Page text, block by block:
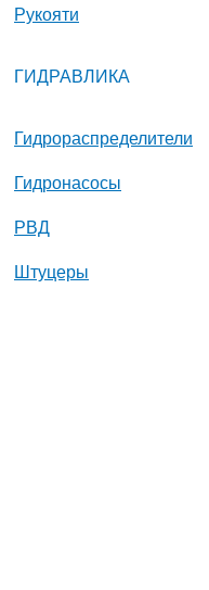
Рукояти
ГИДРАВЛИКА
Гидрораспределители
Гидронасосы
РВД
Штуцеры